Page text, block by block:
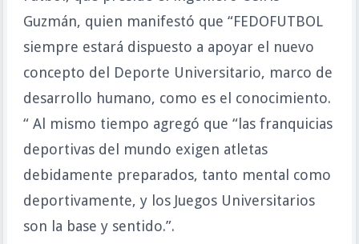
Guzmán, quien manifestó que “FEDOFUTBOL
siempre estará dispuesto a apoyar el nuevo
concepto del Deporte Universitario, marco de
desarrollo humano, como es el conocimiento.
“ Al mismo tiempo agregó que “las franquicias
deportivas del mundo exigen atletas
debidamente preparados, tanto mental como
deportivamente, y los Juegos Universitarios
son la base y sentido.”.